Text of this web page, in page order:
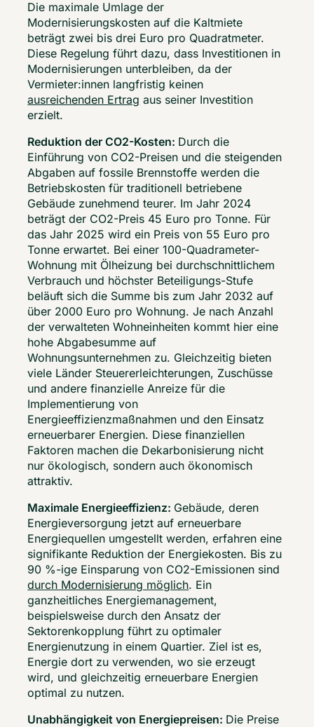
Die maximale Umlage der
Modernisierungskosten auf die Kaltmiete
beträgt zwei bis drei Euro pro Quadratmeter.
Diese Regelung führt dazu, dass Investitionen in
Modernisierungen unterbleiben, da der
Vermieter:innen langfristig keinen
ausreichenden Ertrag aus seiner Investition
erzielt.
Reduktion der CO2-Kosten: Durch die
Einführung von CO2-Preisen und die steigenden
Abgaben auf fossile Brennstoffe werden die
Betriebskosten für traditionell betriebene
Gebäude zunehmend teurer. Im Jahr 2024
beträgt der CO2-Preis 45 Euro pro Tonne. Für
das Jahr 2025 wird ein Preis von 55 Euro pro
Tonne erwartet. Bei einer 100-Quadrameter-
Wohnung mit Ölheizung bei durchschnittlichem
Verbrauch und höchster Beteiligungs-Stufe
beläuft sich die Summe bis zum Jahr 2032 auf
über 2000 Euro pro Wohnung. Je nach Anzahl
der verwalteten Wohneinheiten kommt hier eine
hohe Abgabesumme auf
Wohnungsunternehmen zu. Gleichzeitig bieten
viele Länder Steuererleichterungen, Zuschüsse
und andere finanzielle Anreize für die
Implementierung von
Energieeffizienzmaßnahmen und den Einsatz
erneuerbarer Energien. Diese finanziellen
Faktoren machen die Dekarbonisierung nicht
nur ökologisch, sondern auch ökonomisch
attraktiv.
Maximale Energieeffizienz: Gebäude, deren
Energieversorgung jetzt auf erneuerbare
Energiequellen umgestellt werden, erfahren eine
signifikante Reduktion der Energiekosten. Bis zu
90 %-ige Einsparung von CO2-Emissionen sind
durch Modernisierung möglich. Ein
ganzheitliches Energiemanagement,
beispielsweise durch den Ansatz der
Sektorenkopplung führt zu optimaler
Energienutzung in einem Quartier. Ziel ist es,
Energie dort zu verwenden, wo sie erzeugt
wird, und gleichzeitig erneuerbare Energien
optimal zu nutzen.
Unabhängigkeit von Energiepreisen: Die Preise